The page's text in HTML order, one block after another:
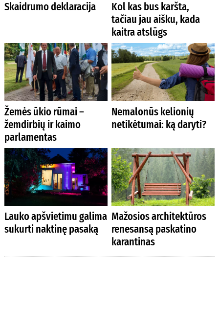
Skaidrumo deklaracija
Kol kas bus karšta,
tačiau jau aišku, kada
kaitra atslūgs
Žemės ūkio rūmai –
žemdirbių ir kaimo
parlamentas
Nemalonūs kelionių
netikėtumai: ką daryti?
Lauko apšvietimu galima
sukurti naktinę pasaką
Mažosios architektūros
renesansą paskatino
karantinas